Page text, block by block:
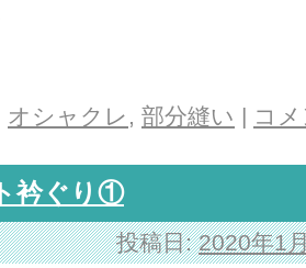
オシャクレ , 部分縫い | コ
衿ぐり①
投稿日: 2020年1